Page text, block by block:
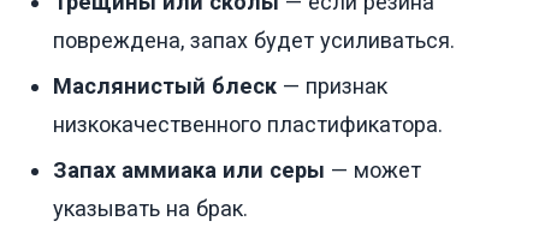
повреждена, запах будет усиливаться.
Маслянистый блеск — признак
низкокачественного пластификатора.
Запах аммиака или серы — может
указывать на брак.